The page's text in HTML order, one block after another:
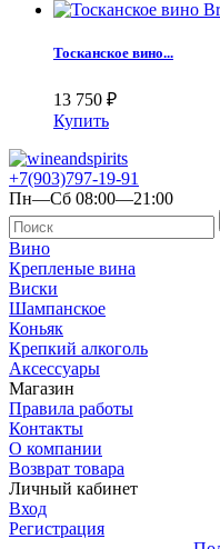
Тосканское вино...
13 750 ₽
Купить
+7(903)797-19-91
Пн—Сб 08:00—21:00
Вино
Крепленые вина
Виски
Шампанское
Коньяк
Крепкий алкоголь
Аксессуары
Магазин
Правила работы
Контакты
О компании
Возврат товара
Личный кабинет
Вход
Регистрация